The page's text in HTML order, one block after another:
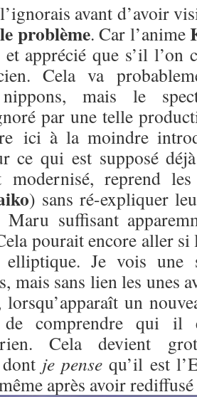
avant d’avoir
problème. Car l’anime
apprécié que s’il
Cela va
nippons, mais le
par une telle
ici à la moindre
ce qui est supposé
modernisé, reprend les
) sans ré-expliquer
suffisant
pourait encore aller si
Je vois une
mais sans lien les unes
lorsqu’apparaît un
comprendre qui il
Cela devient
je pense qu’il est
après avoir